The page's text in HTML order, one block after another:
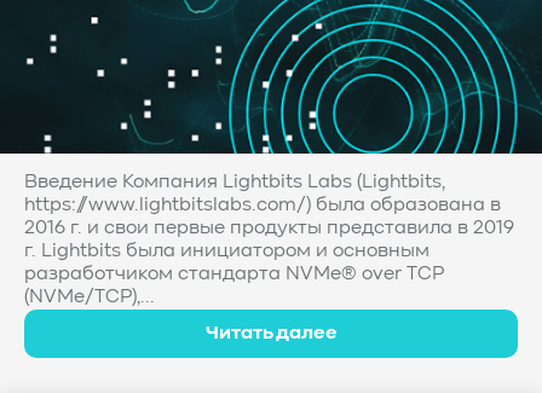
Введение Компания Lightbits Labs (Lightbits,
https://www.lightbitslabs.com/) была образована в
2016 г. и свои первые продукты представила в 2019
г. Lightbits была инициатором и основным
разработчиком стандарта NVMe® over TCP
(NVMe/TCP),...
Читать далее